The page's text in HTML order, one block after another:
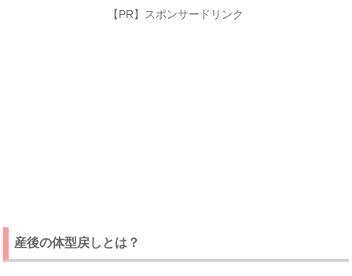
【PR】スポンサードリンク
産後の体型戻しとは？